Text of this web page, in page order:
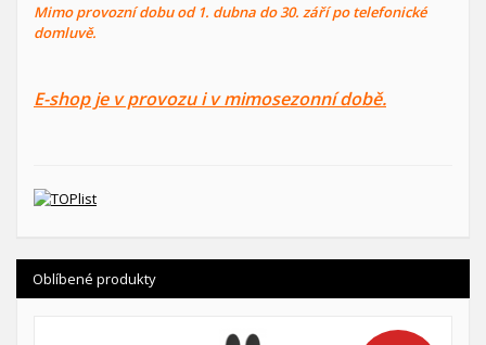
Mimo provozní dobu od 1. dubna do 30. září po telefonické
domluvě.
E-shop je v provozu i v mimosezonní době.
Oblíbené produkty